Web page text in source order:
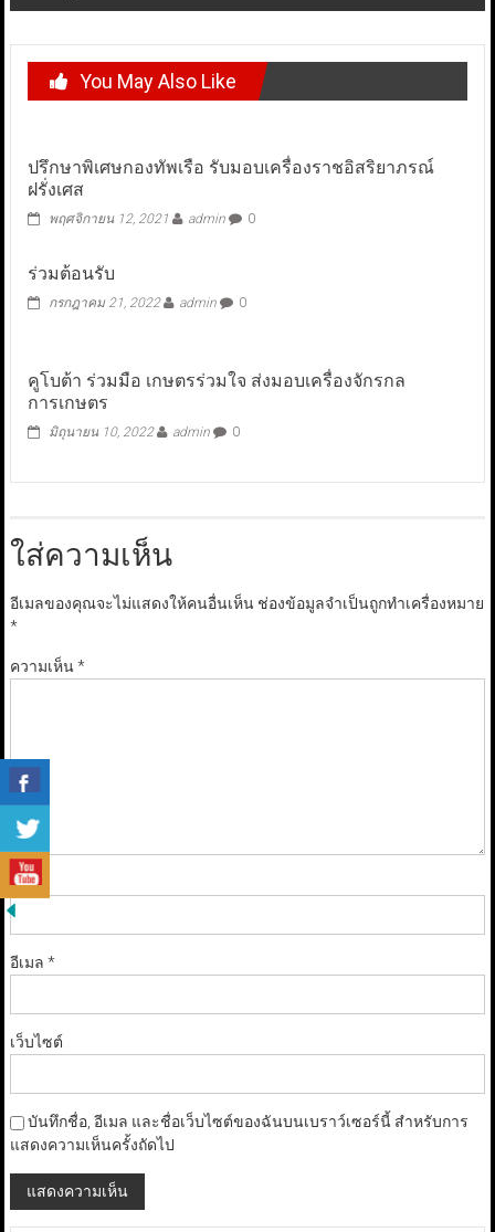
You May Also Like
ปรึกษาพิเศษกองทัพเรือ รับมอบเครื่องราชอิสริยาภรณ์
ฝรั่งเศส
พฤศจิกายน 12, 2021 admin 0
ร่วมต้อนรับ
กรกฎาคม 21, 2022 admin 0
คูโบต้า ร่วมมือ เกษตรร่วมใจ ส่งมอบเครื่องจักรกล
การเกษตร
มิถุนายน 10, 2022 admin 0
ใส่ความเห็น
อีเมลของคุณจะไม่แสดงให้คนอื่นเห็น ช่องข้อมูลจำเป็นถูกทำเครื่องหมาย
*
ความเห็น*
ชื่อ*
อีเมล *
เว็บไซต์
บันทึกชื่อ, อีเมล และชื่อเว็บไซต์ของฉันบนเบราว์เซอร์นี้ สำหรับการ
แสดงความเห็นครั้งถัดไป